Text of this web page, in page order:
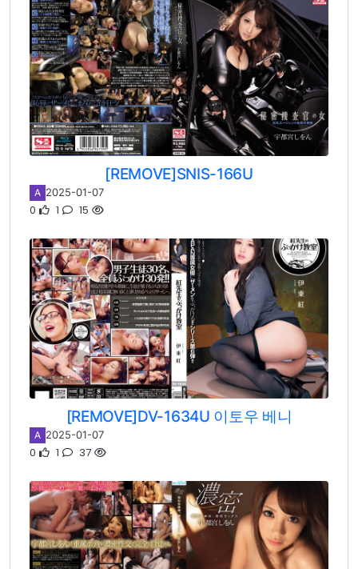
[REMOVE]SNIS-166U
A 2025-01-07
0 1 15
[REMOVE]DV-1634U 이토우 베니
A 2025-01-07
0 1 37